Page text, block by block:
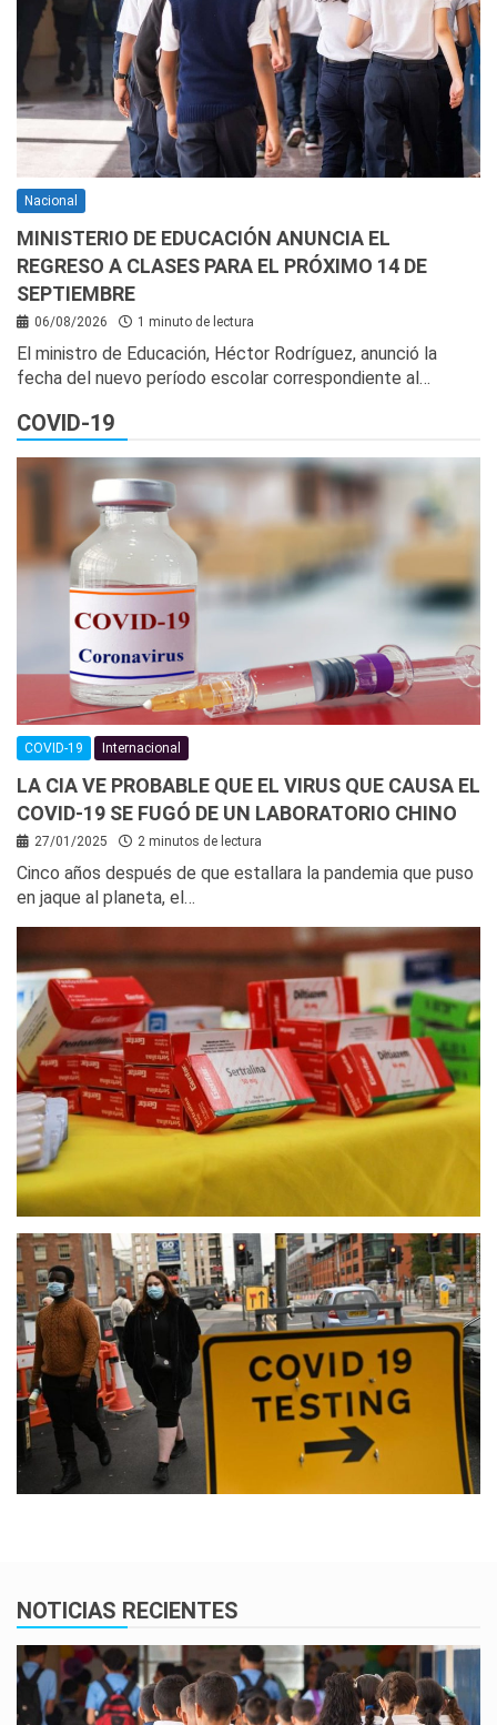
Nacional
MINISTERIO DE EDUCACIÓN ANUNCIA EL
REGRESO A CLASES PARA EL PRÓXIMO 14 DE
SEPTIEMBRE
06/08/2026 1 minuto de lectura
El ministro de Educación, Héctor Rodríguez, anunció la
fecha del nuevo período escolar correspondiente al…
COVID-19
COVID-19 Internacional
LA CIA VE PROBABLE QUE EL VIRUS QUE CAUSA EL
COVID-19 SE FUGÓ DE UN LABORATORIO CHINO
27/01/2025 2 minutos de lectura
Cinco años después de que estallara la pandemia que puso
en jaque al planeta, el…
NOTICIAS RECIENTES